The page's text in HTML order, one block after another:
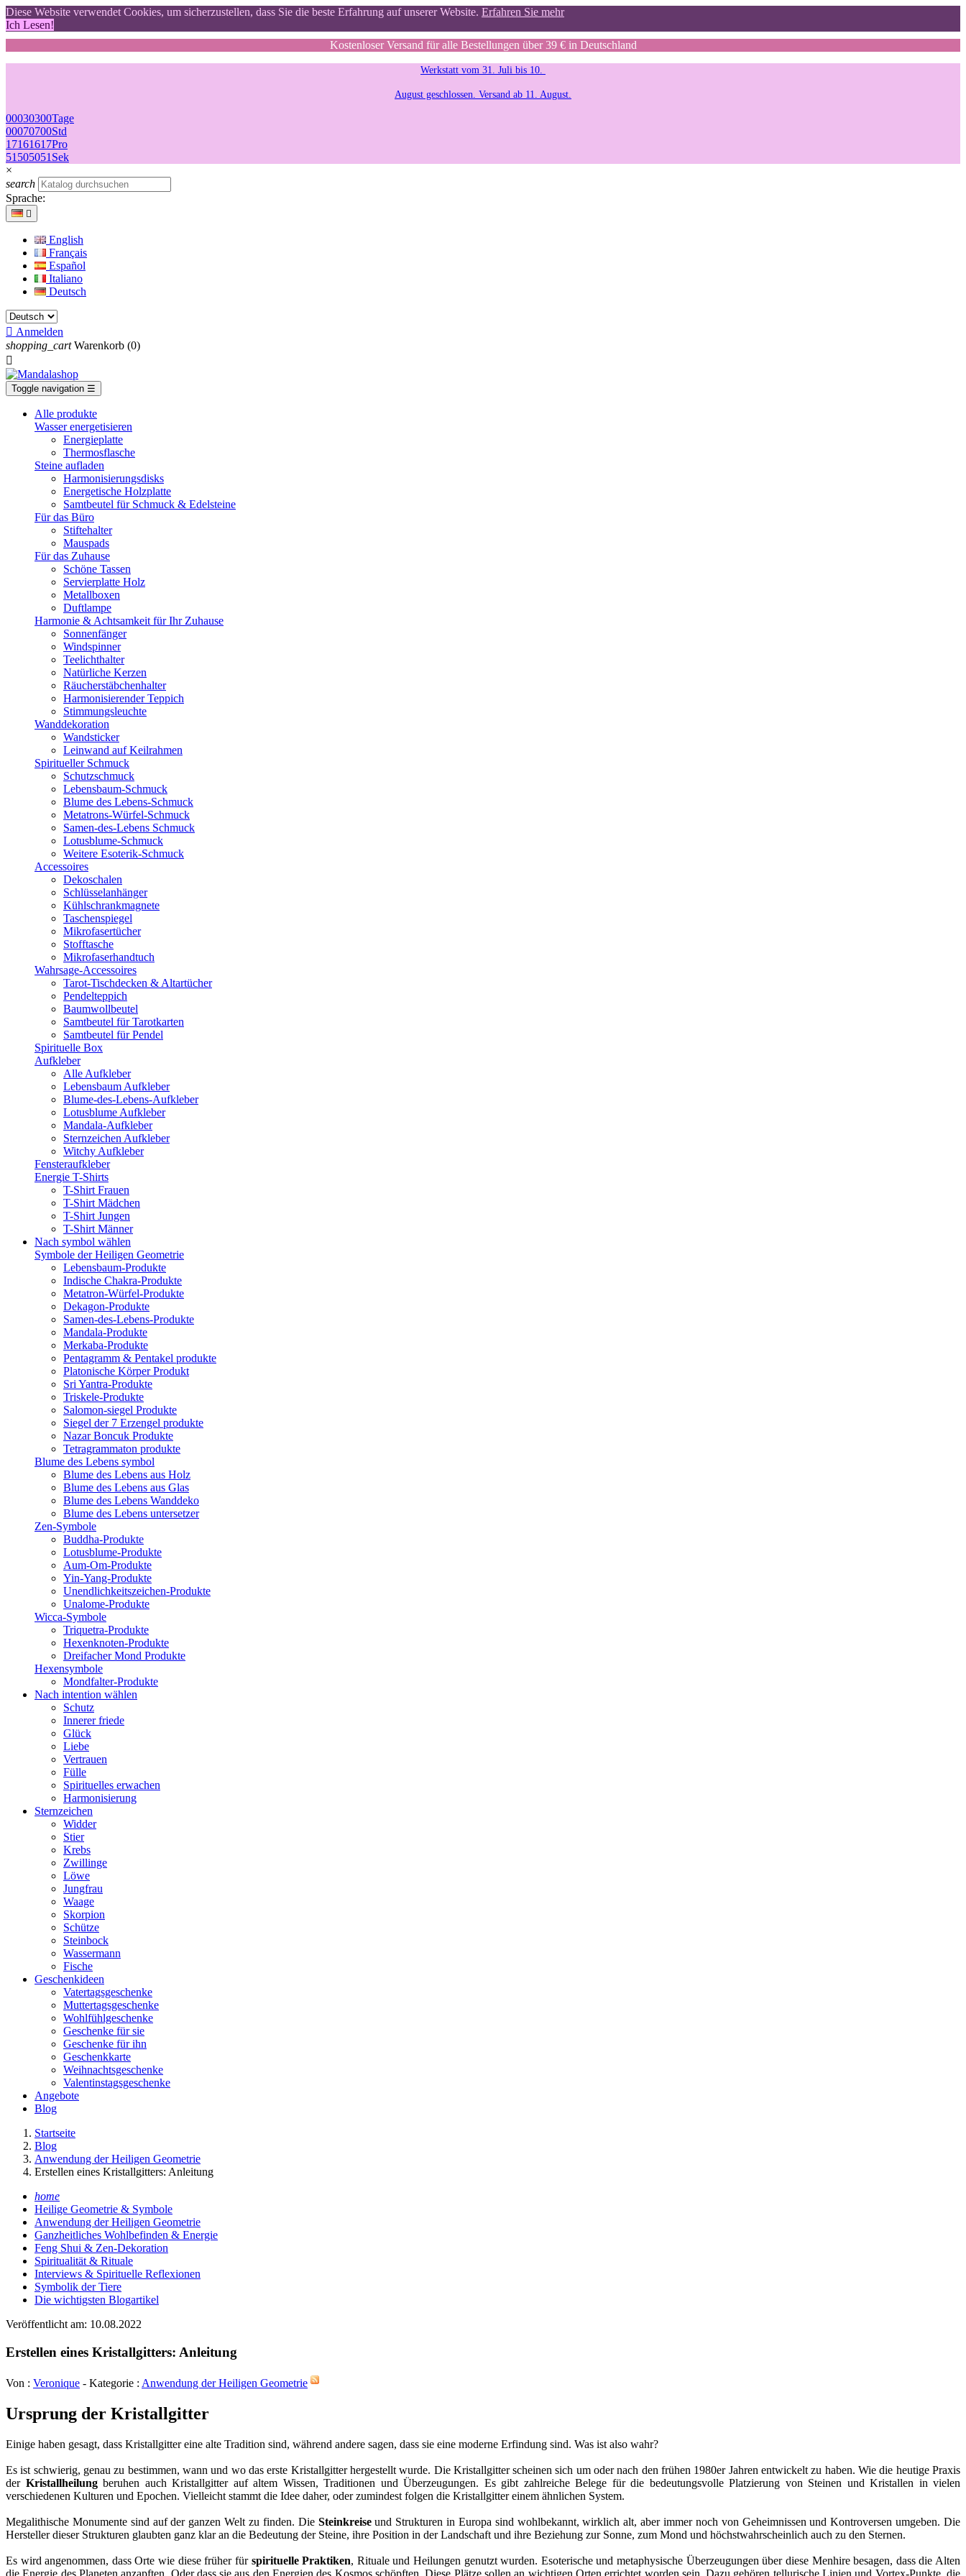
Diese Website verwendet Cookies, um sicherzustellen, dass Sie die beste Erfahrung auf unserer Website. Erfahren Sie mehr
Ich Lesen!
Kostenloser Versand für alle Bestellungen über 39 € in Deutschland
Werkstatt vom 31. Juli bis 10.
August geschlossen. Versand ab 11. August.
00030300Tage
00070700Std
17161617Pro
50 494950 Sek
×
search
Sprache:

English
Français
Español
Italiano
Deutsch
 Anmelden
shopping_cart Warenkorb (0)

Toggle navigation ☰
Alle produkte
Wasser energetisieren
Energieplatte​
Thermosflasche
Steine aufladen
Harmonisierungsdisks
Energetische Holzplatte
Samtbeutel für Schmuck & Edelsteine
Für das Büro
Stiftehalter
Mauspads
Für das Zuhause
Schöne Tassen
Servierplatte Holz
Metallboxen
Duftlampe
Harmonie & Achtsamkeit für Ihr Zuhause
Sonnenfänger
Windspinner
Teelichthalter
Natürliche Kerzen
Räucherstäbchenhalter
Harmonisierender Teppich
Stimmungsleuchte
Wanddekoration
Wandsticker
Leinwand auf Keilrahmen
Spiritueller Schmuck
Schutzschmuck
Lebensbaum-Schmuck
Blume des Lebens-Schmuck
Metatrons-Würfel-Schmuck
Samen-des-Lebens Schmuck
Lotusblume-Schmuck
Weitere Esoterik-Schmuck
Accessoires
Dekoschalen
Schlüsselanhänger
Kühlschrankmagnete
Taschenspiegel
Mikrofasertücher
Stofftasche
Mikrofaserhandtuch
Wahrsage-Accessoires
Tarot-Tischdecken & Altartücher
Pendelteppich
Baumwollbeutel
Samtbeutel für Tarotkarten
Samtbeutel für Pendel
Spirituelle Box
Aufkleber
Alle Aufkleber
Lebensbaum Aufkleber
Blume-des-Lebens-Aufkleber
Lotusblume Aufkleber
Mandala-Aufkleber
Sternzeichen Aufkleber
Witchy Aufkleber
Fensteraufkleber
Energie T-Shirts
T-Shirt Frauen
T-Shirt Mädchen
T-Shirt Jungen
T-Shirt Männer
Nach symbol wählen
Symbole der Heiligen Geometrie
Lebensbaum-Produkte
Indische Chakra-Produkte
Metatron-Würfel-Produkte
Dekagon-Produkte
Samen-des-Lebens-Produkte
Mandala-Produkte
Merkaba-Produkte
Pentagramm & Pentakel produkte
Platonische Körper Produkt
Sri Yantra-Produkte
Triskele-Produkte
Salomon-siegel Produkte
Siegel der 7 Erzengel produkte
Nazar Boncuk Produkte
Tetragrammaton produkte
Blume des Lebens symbol​
Blume des Lebens aus Holz
Blume des Lebens aus Glas
Blume des Lebens Wanddeko
Blume des Lebens untersetzer
Zen-Symbole
Buddha-Produkte
Lotusblume-Produkte
Aum-Om-Produkte
Yin-Yang-Produkte
Unendlichkeitszeichen-Produkte
Unalome-Produkte
Wicca-Symbole
Triquetra-Produkte
Hexenknoten-Produkte
Dreifacher Mond Produkte
Hexensymbole
Mondfalter-Produkte
Nach intention wählen
Schutz
Innerer friede
Glück
Liebe
Vertrauen
Fülle
Spirituelles erwachen
Harmonisierung
Sternzeichen
Widder
Stier
Krebs
Zwillinge
Löwe
Jungfrau
Waage
Skorpion
Schütze
Steinbock
Wassermann
Fische
Geschenkideen
Vatertagsgeschenke
Muttertagsgeschenke
Wohlfühlgeschenke
Geschenke für sie
Geschenke für ihn
Geschenkkarte
Weihnachtsgeschenke
Valentinstagsgeschenke
Angebote
Blog
Startseite
Blog
Anwendung der Heiligen Geometrie
Erstellen eines Kristallgitters: Anleitung
home
Heilige Geometrie & Symbole
Anwendung der Heiligen Geometrie
Ganzheitliches Wohlbefinden & Energie
Feng Shui & Zen-Dekoration
Spiritualität & Rituale
Interviews & Spirituelle Reflexionen
Symbolik der Tiere
Die wichtigsten Blogartikel
Veröffentlicht am: 10.08.2022
Erstellen eines Kristallgitters: Anleitung
Von : Veronique - Kategorie : Anwendung der Heiligen Geometrie
Ursprung der Kristallgitter
Einige haben gesagt, dass Kristallgitter eine alte Tradition sind, während andere sagen, dass sie eine moderne Erfindung sind. Was ist also wahr?
Es ist schwierig, genau zu bestimmen, wann und wo das erste Kristallgitter hergestellt wurde. Die Kristallgitter scheinen sich um oder nach den frühen 1980er Jahren entwickelt zu haben. Wie die heutige Praxis
der Kristallheilungberuhen auch Kristallgitter auf altem Wissen, Traditionen und Überzeugungen. Es gibt zahlreiche Belege für die bedeutungsvolle Platzierung von Steinen und Kristallen in vielen
verschiedenen Kulturen und Epochen. Vielleicht stammt die Idee daher, oder zumindest folgen die Kristallgitter einem ähnlichen System.
Megalithische Monumente sind auf der ganzen Welt zu finden. Die Steinkreiseund Strukturen in Europa sind wohlbekannt, wirklich alt, aber immer noch von Geheimnissen und Kontroversen umgeben. Die
Hersteller dieser Strukturen glaubten ganz klar an die Bedeutung der Steine, ihre Position in der Landschaft und ihre Beziehung zur Sonne, zum Mond und höchstwahrscheinlich auch zu den Sternen.
Es wird angenommen, dass Orte wie diese früher für spirituelle Praktiken, Rituale und Heilungen genutzt wurden. Esoterische und metaphysische Überzeugungen über diese Menhire besagen, dass die Alten
die Energie des Planeten anzapften. Oder dass sie aus den Energien des Kosmos schöpften. Diese Plätze sollen an wichtigen Orten errichtet worden sein. Dazu gehören tellurische Linien und Vortex-Punkte, die